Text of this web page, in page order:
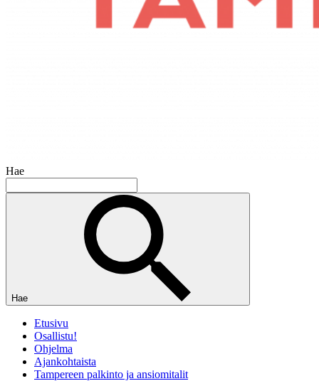
Hae
Hae
Etusivu
Osallistu!
Ohjelma
Ajankohtaista
Tampereen palkinto ja ansiomitalit